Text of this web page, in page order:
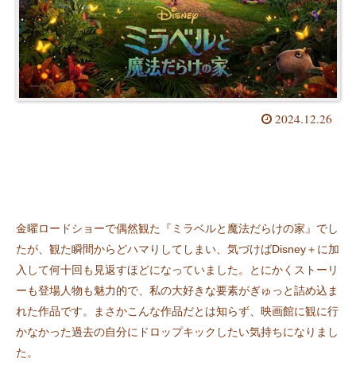
2024.12.26
金曜ロードショーで偶然観た『ミラベルと魔法だらけの家』でし
たが、観た瞬間からどハマりしてしまい、気づけばDisney＋に加
入して何十回も見返すほどになっていました。とにかくストーリ
ーも登場人物も魅力的で、私の大好きな要素がぎゅっと詰め込ま
れた作品です。まさかこんな作品だとは知らず、映画館に観に行
かなかった過去の自分にドロップキックしたい気持ちになりまし
た。